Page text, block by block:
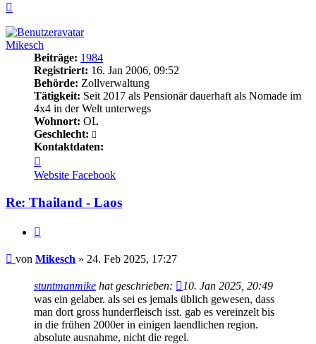
Mikesch
Beiträge: 1984
Registriert: 16. Jan 2006, 09:52
Behörde: Zollverwaltung
Tätigkeit: Seit 2017 als Pensionär dauerhaft als Nomade im
4x4 in der Welt unterwegs
Wohnort: OL
Geschlecht:
Kontaktdaten:
von
Mikesch
Website Facebook
Re: Thailand - Laos
Beitrag
von Mikesch » 24. Feb 2025, 17:27
stuntmanmike hat geschrieben:
10. Jan 2025, 20:49
was ein gelaber. als sei es jemals üblich gewesen, dass
man dort gross hunderfleisch isst. gab es vereinzelt bis
in die frühen 2000er in einigen laendlichen region.
absolute ausnahme, nicht die regel.